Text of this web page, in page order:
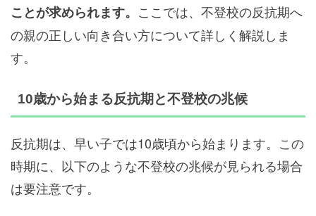
ことが求められます。 ここでは、不登校の反抗期へ
の親の正しい向き合い方について詳しく解説しま
す。
10歳から始まる反抗期と不登校の兆候
反抗期は、早い子では10歳頃から始まります。この
時期に、以下のような不登校の兆候が見られる場合
は要注意です。